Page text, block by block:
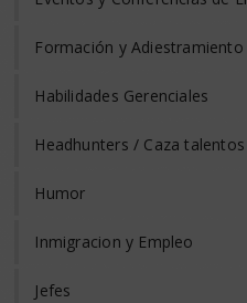
Formación y Adiestramiento
Habilidades Gerenciales
Headhunters / Caza talentos
Humor
Inmigracion y Empleo
Jefes